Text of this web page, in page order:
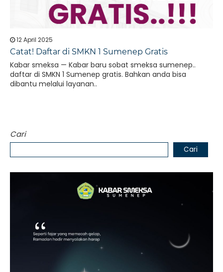
12 April 2025
Catat! Daftar di SMKN 1 Sumenep Gratis
Kabar smeksa — Kabar baru sobat smeksa sumenep..
daftar di SMKN 1 Sumenep gratis. Bahkan anda bisa
dibantu melalui layanan..
Cari
Cari